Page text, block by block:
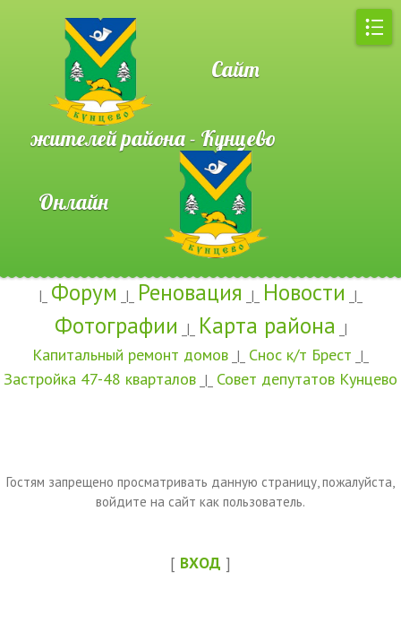
Сайт
жителей района - Кунцево
Онлайн
|_ Форум _|_ Реновация _|_ Новости _|_
Фотографии _|_ Карта района _|
Капитальный ремонт домов _|_ Снос к/т Брест _|_
Застройка 47-48 кварталов _|_ Совет депутатов Кунцево
Гостям запрещено просматривать данную страницу, пожалуйста,
войдите на сайт как пользователь.
[ ВХОД ]